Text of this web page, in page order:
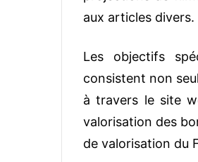
aux articles divers.
Les objectifs
consistent non
à travers le site
valorisation des
de valorisation du